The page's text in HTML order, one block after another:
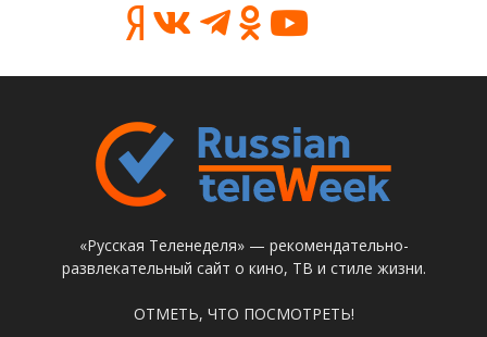
«Русская Теленеделя» — рекомендательно-
развлекательный сайт о кино, ТВ и стиле жизни.
ОТМЕТЬ, ЧТО ПОСМОТРЕТЬ!